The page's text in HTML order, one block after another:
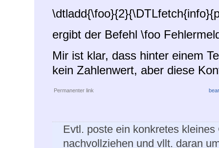
ergibt der Befehl \foo
Mir ist klar, dass hinter einem
kein Zahlenwert, aber diese
Permanenter link
Evtl. poste ein konkretes
nachvollziehen und vllt. daran